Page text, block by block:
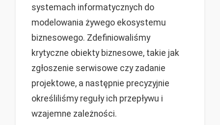
systemach informatycznych do
modelowania żywego ekosystemu
biznesowego. Zdefiniowaliśmy
krytyczne obiekty biznesowe, takie jak
zgłoszenie serwisowe czy zadanie
projektowe, a następnie precyzyjnie
określiliśmy reguły ich przepływu i
wzajemne zależności.